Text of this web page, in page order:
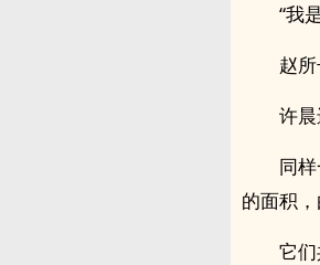
“我
赵
许
同
的面积
它